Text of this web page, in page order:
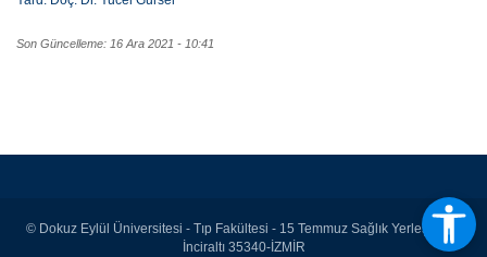
Son Güncelleme: 16 Ara 2021 - 10:41
© Dokuz Eylül Üniversitesi - Tıp Fakültesi - 15 Temmuz Sağlık Yerleşkesi /
İnciraltı 35340-İZMİR